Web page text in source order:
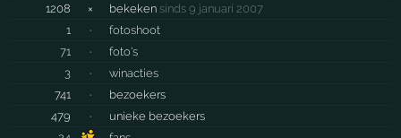
1208
× bekeken sinds 9 januari 2007
1
·
fotoshoot
71
·
foto's
3
·
winacties
741
·
bezoekers
479
·
unieke bezoekers